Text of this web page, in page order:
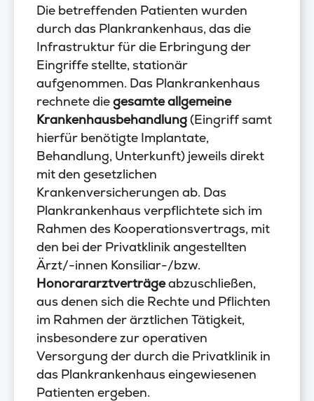
Die betreffenden Patienten wurden
durch das Plankrankenhaus, das die
Infrastruktur für die Erbringung der
Eingriffe stellte, stationär
aufgenommen. Das Plankrankenhaus
rechnete diegesamte allgemeine
Krankenhausbehandlung(Eingriff samt
hierfür benötigte Implantate,
Behandlung, Unterkunft) jeweils direkt
mit den gesetzlichen
Krankenversicherungen ab. Das
Plankrankenhaus verpflichtete sich im
Rahmen des Kooperationsvertrags, mit
den bei der Privatklinik angestellten
Ärzt/-innen Konsiliar-/bzw.
Honorararztverträgeabzuschließen,
aus denen sich die Rechte und Pflichten
im Rahmen der ärztlichen Tätigkeit,
insbesondere zur operativen
Versorgung der durch die Privatklinik in
das Plankrankenhaus eingewiesenen
Patienten ergeben.